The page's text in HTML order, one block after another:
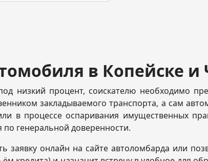
в Копейске и
низкий процент, соискателю необходимо
закладываемого транспорта, а сам
в процессе оспаривания имущественных
по генеральной доверенности.
заявку онлайн на сайте автоломбарда или